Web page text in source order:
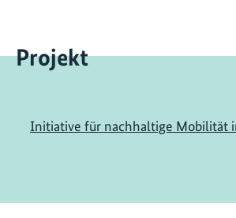
Projekt
Initiative für nachhaltige Mobilität